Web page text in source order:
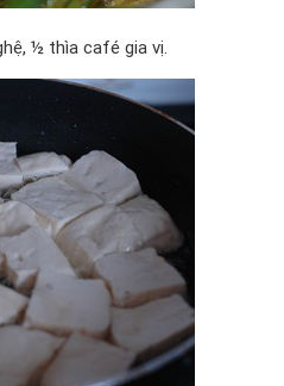
½ thìa café gia vị.